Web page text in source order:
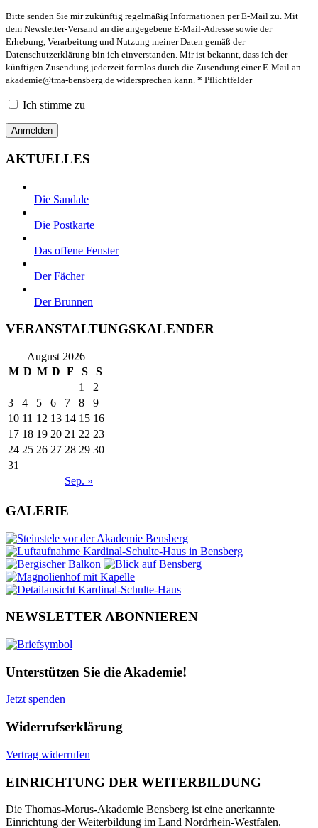
Bitte senden Sie mir zukünftig regelmäßig Informationen per E-Mail zu. Mit
dem Newsletter-Versand an die angegebene E-Mail-Adresse sowie der
Erhebung, Verarbeitung und Nutzung meiner Daten gemäß der
Datenschutzerklärung bin ich einverstanden. Mir ist bekannt, dass ich der
künftigen Zusendung jederzeit formlos durch die Zusendung einer E-Mail an
akademie@tma-bensberg.de widersprechen kann. * Pflichtfelder
Ich stimme zu
AKTUELLES
Die Sandale
Die Postkarte
Das offene Fenster
Der Fächer
Der Brunnen
VERANSTALTUNGSKALENDER
August 2026
M D M D F S S
Sep. »
1
2
3
4 5 6 7 8
9
10 11 12 13 14 15 16
17 18 19 20 21 22 23
24 25 26 27 28 29 30
31
GALERIE
NEWSLETTER ABONNIEREN
Unterstützen Sie die Akademie!
Jetzt spenden
Widerrufserklärung
Vertrag widerrufen
EINRICHTUNG DER WEITERBILDUNG
Die Thomas-Morus-Akademie Bensberg ist eine anerkannte
Einrichtung der Weiterbildung im Land Nordrhein-Westfalen.